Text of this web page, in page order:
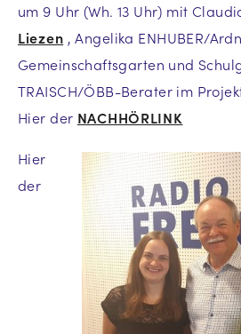
um 9 Uhr (Wh. 13 Uhr) mit
Liezen , Angelika ENHUBER/
Gemeinschaftsgarten und
TRAISCH/ÖBB-Berater im
Hier der NACHHÖRLINK
Hier
der